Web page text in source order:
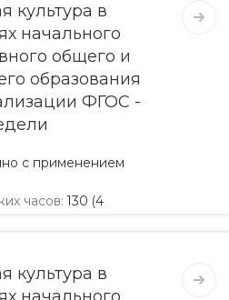
культура в
начального
общего и
образования
ФГОС -
с применением
часов: 130 (4
культура в